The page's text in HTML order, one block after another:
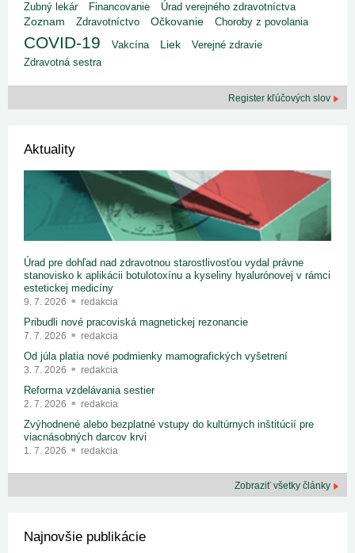
Zubný lekár
Financovanie
Úrad verejného zdravotníctva
Zoznam
Zdravotníctvo Očkovanie Choroby z povolania
COVID-19 Vakcína Liek
Verejné zdravie
Zdravotná sestra
Register kľúčových slov
Aktuality
Úrad pre dohľad nad zdravotnou starostlivosťou vydal právne
stanovisko k aplikácii botulotoxínu a kyseliny hyalurónovej v rámci
estetickej medicíny
9. 7. 2026 redakcia
Pribudli nové pracoviská magnetickej rezonancie
7. 7. 2026 redakcia
Od júla platia nové podmienky mamografických vyšetrení
3. 7. 2026 redakcia
Reforma vzdelávania sestier
2. 7. 2026 redakcia
Zvýhodnené alebo bezplatné vstupy do kultúrnych inštitúcií pre
viacnásobných darcov krvi
1. 7. 2026 redakcia
Zobraziť všetky články
Najnovšie publikácie